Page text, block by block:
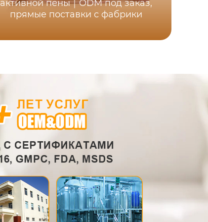
активной пены｜ODM под заказ,
прямые поставки с фабрики